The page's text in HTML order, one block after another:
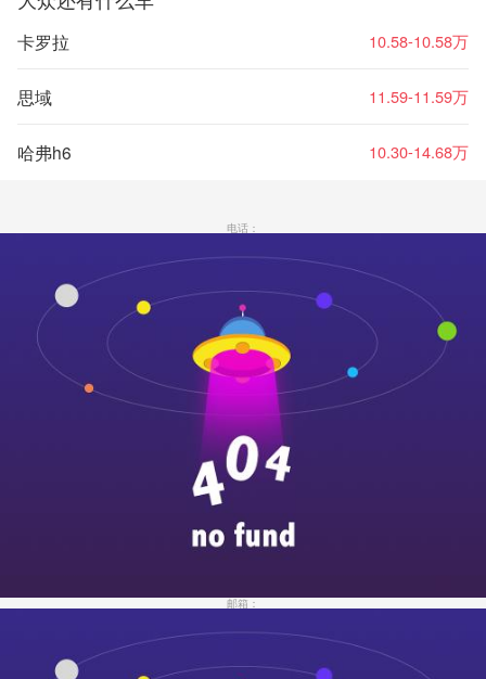
卡罗拉 10.58-10.58万
思域 11.59-11.59万
哈弗h6 10.30-14.68万
电话：
邮箱：